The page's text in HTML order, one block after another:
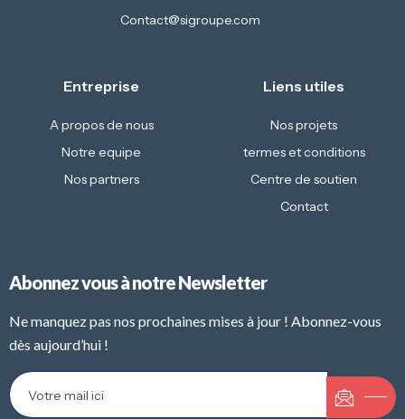
Contact@sigroupe.com
Entreprise
A propos de nous
Notre equipe
Nos partners
Liens utiles
Nos projets
termes et conditions
Centre de soutien
Contact
Abonnez vous à notre Newsletter
Ne manquez pas nos prochaines mises à jour ! Abonnez-vous
dès aujourd’hui !